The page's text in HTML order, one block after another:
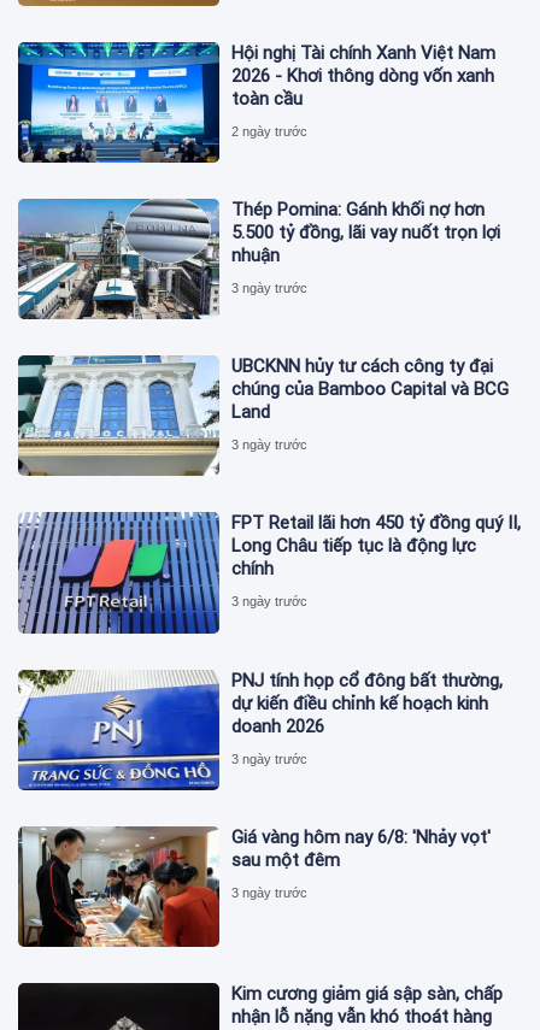
Hội nghị Tài chính Xanh Việt Nam
2026 - Khơi thông dòng vốn xanh
toàn cầu
2 ngày trước
Thép Pomina: Gánh khối nợ hơn
5.500 tỷ đồng, lãi vay nuốt trọn lợi
nhuận
3 ngày trước
UBCKNN hủy tư cách công ty đại
chúng của Bamboo Capital và BCG
Land
3 ngày trước
FPT Retail lãi hơn 450 tỷ đồng quý II,
Long Châu tiếp tục là động lực
chính
3 ngày trước
PNJ tính họp cổ đông bất thường,
dự kiến điều chỉnh kế hoạch kinh
doanh 2026
3 ngày trước
Giá vàng hôm nay 6/8: 'Nhảy vọt'
sau một đêm
3 ngày trước
Kim cương giảm giá sập sàn, chấp
nhận lỗ nặng vẫn khó thoát hàng